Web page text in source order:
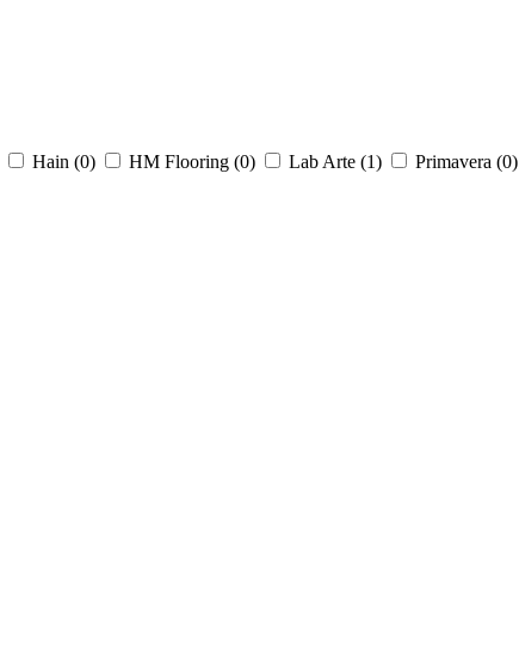
Hain (0) HM Flooring (0) Lab Arte (1) Primavera (0)